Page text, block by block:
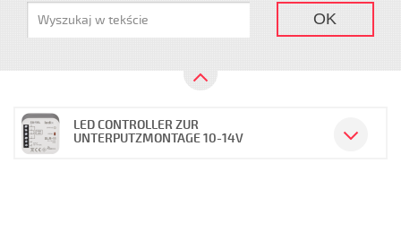
OK
LED CONTROLLER ZUR
UNTERPUTZMONTAGE 10-14V